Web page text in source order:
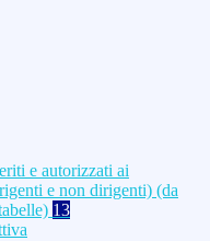
e autorizzati ai
e non dirigenti) (da
13